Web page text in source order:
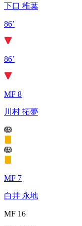
下口 稚葉
86’
86’
MF 8
川村 拓夢
MF 7
白井 永地
MF 16